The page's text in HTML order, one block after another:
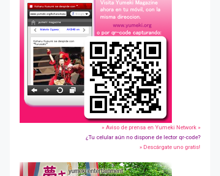
» Aviso de prensa en Yumeki Network »
¿Tu celular aún no dispone de lector qr-code?
» Descárgate uno gratis!